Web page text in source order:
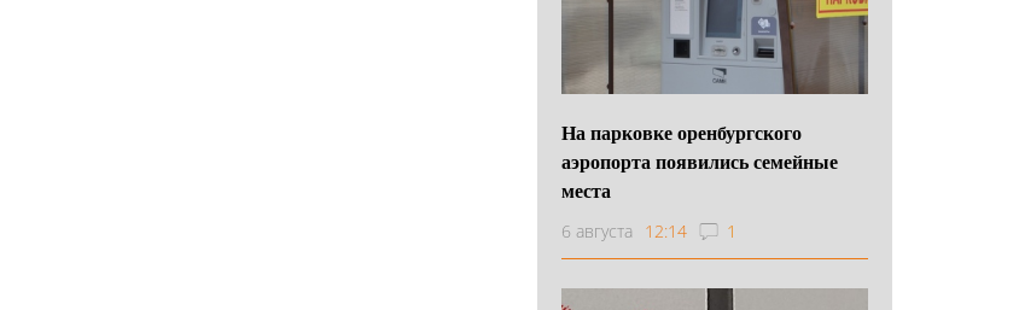
На парковке оренбургского
аэропорта появились семейные
места
6 августа 12:14 1